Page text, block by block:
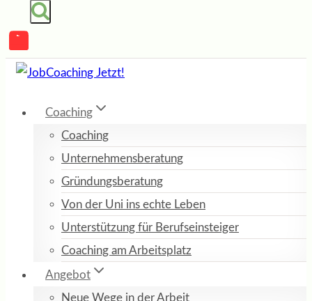
Coaching
Coaching
Unternehmensberatung
Gründungsberatung
Von der Uni ins echte Leben
Unterstützung für Berufseinsteiger
Coaching am Arbeitsplatz
Angebot
Neue Wege in der Arbeit